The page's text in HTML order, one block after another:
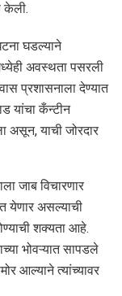
केली.
घडल्याने
अवस्थता पसरली
प्रशासनाला देण्यात
यांचा कँन्टीन
असून, याची जोरदार
जाब विचारणार
येणार असल्याची
शक्यता आहे.
भोवऱ्यात सापडले
आल्याने त्यांच्यावर